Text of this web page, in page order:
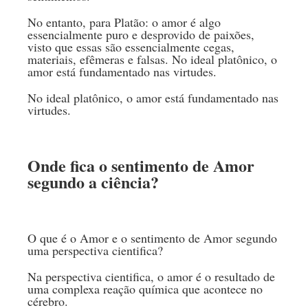
No entanto, para Platão: o amor é algo
essencialmente puro e desprovido de paixões,
visto que essas são essencialmente cegas,
materiais, efêmeras e falsas. No ideal platônico, o
amor está fundamentado nas virtudes.
No ideal platônico, o amor está fundamentado nas
virtudes.
Onde fica o sentimento de Amor
segundo a ciência?
O que é o Amor e o sentimento de Amor segundo
uma perspectiva cientifica?
Na perspectiva cientifica, o amor é o resultado de
uma complexa reação química que acontece no
cérebro.